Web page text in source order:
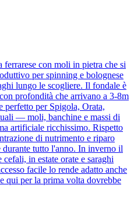
ferrarese con moli in pietra che si
per spinning e bolognese
lungo le scogliere. Il fondale è
profondità che arrivano a 3-8m
perfetto per Spigola, Orata,
— moli, banchine e massi di
artificiale ricchissimo. Rispetto
di nutrimento e riparo
durante tutto l'anno. In inverno il
in estate orate e saraghi
facile lo rende adatto anche
qui per la prima volta dovrebbe